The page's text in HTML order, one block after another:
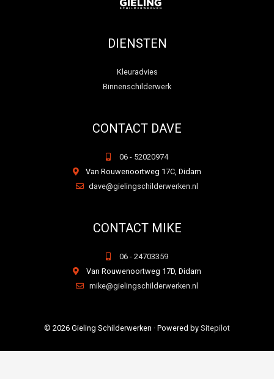
DIENSTEN
Kleuradvies
Binnenschilderwerk
CONTACT DAVE
06 - 52020974
Van Rouwenoortweg 17C, Didam
dave@gielingschilderwerken.nl
CONTACT MIKE
06 - 24703359
Van Rouwenoortweg 17D, Didam
mike@gielingschilderwerken.nl
© 2026 Gieling Schilderwerken · Powered by Sitepilot